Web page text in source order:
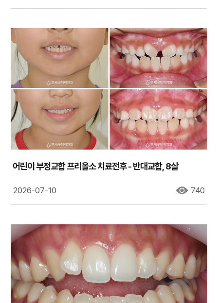
어린이 부정교합 프리올소 치료전후 - 반대교합, 8살
2026-07-10 740